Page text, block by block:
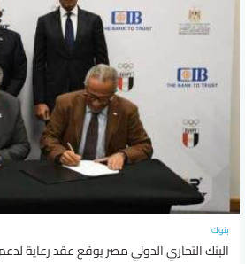
بنوك
البنك التجاري الدولي مصر يوقع عقد رعاية لدعم 5 من أبطال مصر